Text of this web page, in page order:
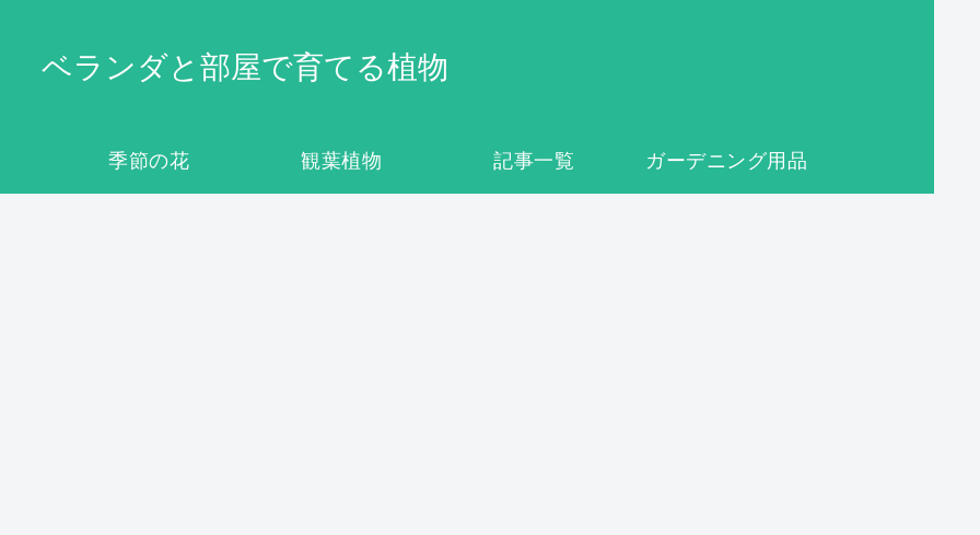
ベランダと部屋で育てる植物
季節の花 観葉植物 記事一覧 ガーデニング用品